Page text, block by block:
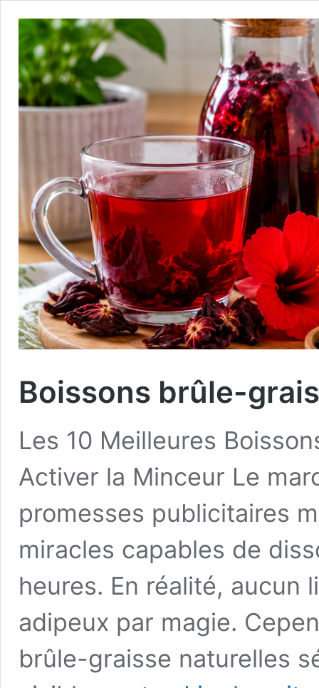
Boissons brûle-
Les 10 Meilleures
Activer la Minceur Le
promesses publicitaires
miracles capables de
heures. En réalité, aucun
adipeux par magie.
brûle-graisse naturelles